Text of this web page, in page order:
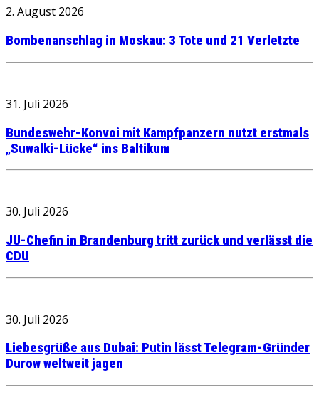
2. August 2026
Bombenanschlag in Moskau: 3 Tote und 21 Verletzte
31. Juli 2026
Bundeswehr-Konvoi mit Kampfpanzern nutzt erstmals
„Suwalki-Lücke“ ins Baltikum
30. Juli 2026
JU-Chefin in Brandenburg tritt zurück und verlässt die
CDU
30. Juli 2026
Liebesgrüße aus Dubai: Putin lässt Telegram-Gründer
Durow weltweit jagen